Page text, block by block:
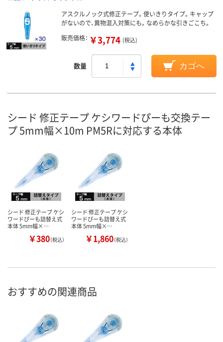
アスクルノック式修正テープ。使いきりタイプ。キャップ
がないので、異物混入対策にも。なめらかな引きごこち。
販売価格： ￥3,774 (税込)
数量 カゴへ
シード 修正テープ ケシワードぴーも交換テー
プ 5mm幅×10m PM5Rに対応する本体
シード 修正テープ ケシ
ワードぴーも詰替え式
本体 5mm幅×…
￥380（税込）
シード 修正テープ ケシ
ワードぴーも詰替え式
本体 5mm幅×…
￥1,860（税込）
おすすめの関連商品